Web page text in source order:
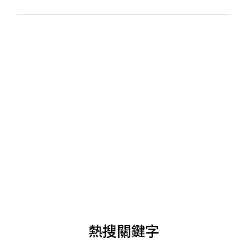
幕Switch遊戲區
熱搜關鍵字